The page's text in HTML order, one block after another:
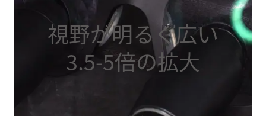
視野が明るく広い
3.5-5倍の拡大